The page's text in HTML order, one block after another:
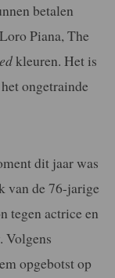
betalen
Piana, The
kleuren. Het is
ongetrainde
dit jaar was
van de 76-jarige
tegen actrice en
Volgens
opgebotst op